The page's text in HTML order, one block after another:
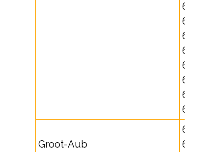
672493,
672494,
677029,
677140,
677141,
677145,
677150,
677151
Groot-Aub
621741,
625420,